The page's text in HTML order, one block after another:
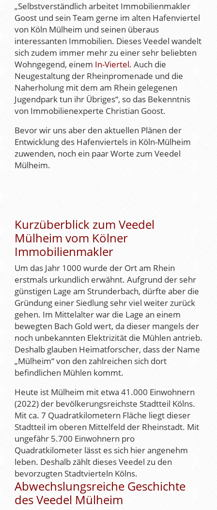
„Selbstverständlich arbeitet Immobilienmakler
Goost und sein Team gerne im alten Hafenviertel
von Köln Mülheim und seinen überaus
interessanten Immobilien. Dieses Veedel wandelt
sich zudem immer mehr zu einer sehr beliebten
Wohngegend, einem In-Viertel. Auch die
Neugestaltung der Rheinpromenade und die
Naherholung mit dem am Rhein gelegenen
Jugendpark tun ihr Übriges“, so das Bekenntnis
von Immobilienexperte Christian Goost.
Bevor wir uns aber den aktuellen Plänen der
Entwicklung des Hafenviertels in Köln-Mülheim
zuwenden, noch ein paar Worte zum Veedel
Mülheim.
Kurzüberblick zum Veedel
Mülheim vom Kölner
Immobilienmakler
Um das Jahr 1000 wurde der Ort am Rhein
erstmals urkundlich erwähnt. Aufgrund der sehr
günstigen Lage am Strunderbach, dürfte aber die
Gründung einer Siedlung sehr viel weiter zurück
gehen. Im Mittelalter war die Lage an einem
bewegten Bach Gold wert, da dieser mangels der
noch unbekannten Elektrizität die Mühlen antrieb.
Deshalb glauben Heimatforscher, dass der Name
„Mülheim“ von den zahlreichen sich dort
befindlichen Mühlen kommt.
Heute ist Mülheim mit etwa 41.000 Einwohnern
(2022) der bevölkerungsreichste Stadtteil Kölns.
Mit ca. 7 Quadratkilometern Fläche liegt dieser
Stadtteil im oberen Mittelfeld der Rheinstadt. Mit
ungefähr 5.700 Einwohnern pro
Quadratkilometer lässt es sich hier angenehm
leben. Deshalb zählt dieses Veedel zu den
bevorzugten Stadtvierteln Kölns.
Abwechslungsreiche Geschichte
des Veedel Mülheim